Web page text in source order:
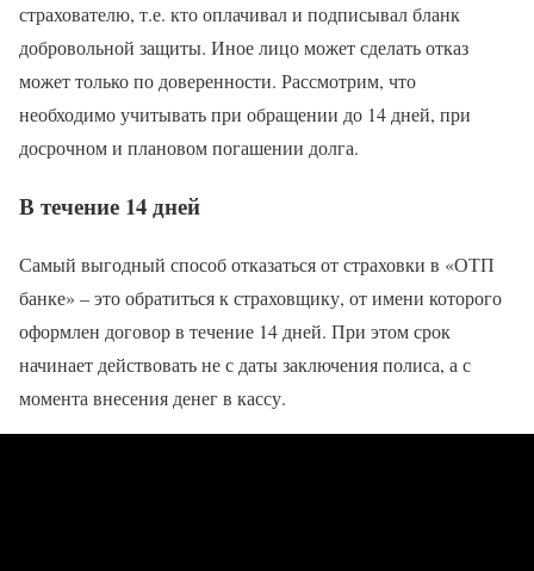
страхователю, т.е. кто оплачивал и подписывал бланк
добровольной защиты. Иное лицо может сделать отказ
может только по доверенности. Рассмотрим, что
необходимо учитывать при обращении до 14 дней, при
досрочном и плановом погашении долга.
В течение 14 дней
Самый выгодный способ отказаться от страховки в «ОТП
банке» – это обратиться к страховщику, от имени которого
оформлен договор в течение 14 дней. При этом срок
начинает действовать не с даты заключения полиса, а с
момента внесения денег в кассу.